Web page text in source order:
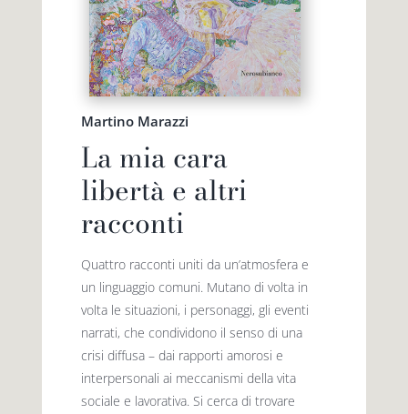
Martino Marazzi
La mia cara
libertà e altri
racconti
Quattro racconti uniti da un’atmosfera e
un linguaggio comuni. Mutano di volta in
volta le situazioni, i personaggi, gli eventi
narrati, che condividono il senso di una
crisi diffusa – dai rapporti amorosi e
interpersonali ai meccanismi della vita
sociale e lavorativa. Si cerca di trovare